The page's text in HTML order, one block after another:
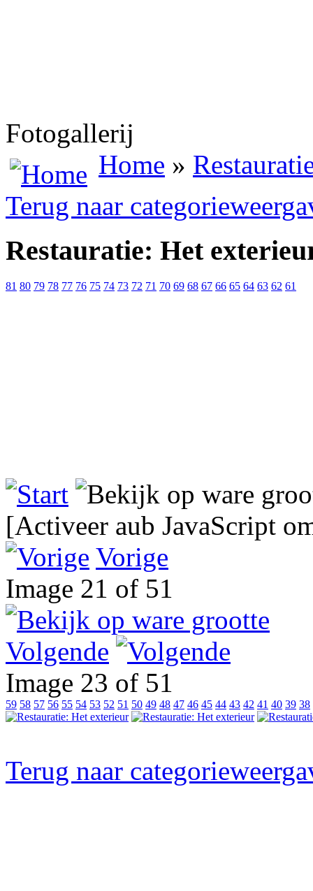
Fotogallerij
Home »
Terug naar
Restauratie: Het
81 80 79 78 77 76 75 74 73 72 71 70 69 68 67 66 65 64 63 62 61
[Activeer aub JavaScript
Vorige
Image 21 of 51
Volgende
Image 23 of 51
59 58 57 56 55 54 53 52 51 50 49 48 47 46 45 44 43 42 41 40 39 38
Terug naar